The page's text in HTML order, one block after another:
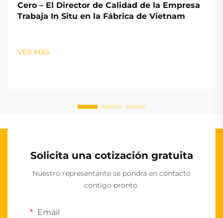
Cero – El Director de Calidad de la Empresa
Trabaja In Situ en la Fábrica de Vietnam
VER MÁS
Solicita una cotización gratuita
Nuestro representante se pondrá en contacto
contigo pronto.
Email